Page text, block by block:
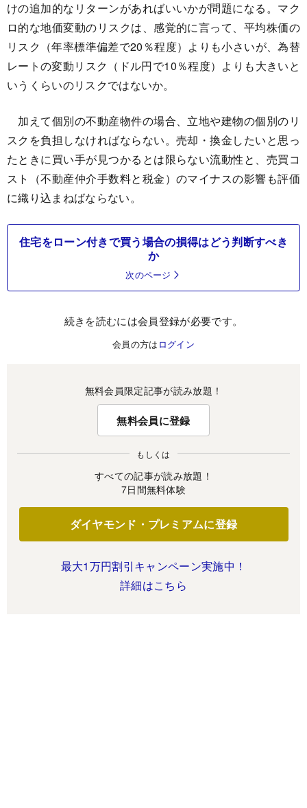
けの追加的なリターンがあればいいかが問題になる。マク
ロ的な地価変動のリスクは、感覚的に言って、平均株価の
リスク（年率標準偏差で20％程度）よりも小さいが、為替
レートの変動リスク（ドル円で10％程度）よりも大きいと
いうくらいのリスクではないか。
加えて個別の不動産物件の場合、立地や建物の個別のリ
スクを負担しなければならない。売却・換金したいと思っ
たときに買い手が見つかるとは限らない流動性と、売買コ
スト（不動産仲介手数料と税金）のマイナスの影響も評価
に織り込まねばならない。
住宅をローン付きで買う場合の損得はどう判断すべき
か
次のページ
続きを読むには会員登録が必要です。
会員の方は ログイン
無料会員限定記事が読み放題！
無料会員に登録
もしくは
すべての記事が読み放題！
7日間無料体験
ダイヤモンド・プレミアムに登録
最大1万円割引キャンペーン実施中！
詳細はこちら